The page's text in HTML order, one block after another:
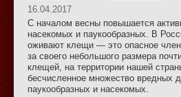
16.04.2017
С началом весны повышается
насекомых и паукообразных. В
оживают клещи — это опасное
за своего небольшого размера
клещей, на территории нашей
бесчисленное множество вредных
паукообразных и насекомых.